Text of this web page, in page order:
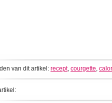
van dit artikel: recept, courgette,